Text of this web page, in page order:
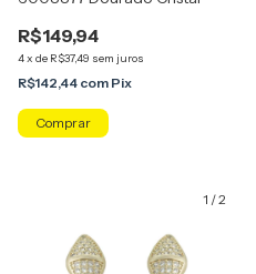
R$149,94
4x de R$37,49 sem juros
R$142,44 com Pix
1 /2